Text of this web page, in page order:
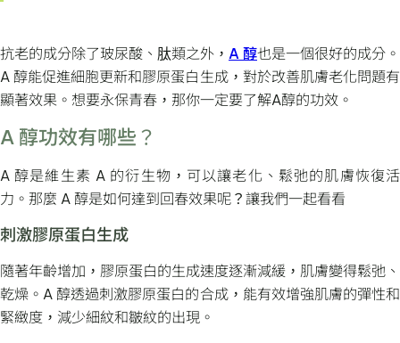
抗老的成分除了玻尿酸、肽類之外， A 醇也是一個很好的成分。
A 醇能促進細胞更新和膠原蛋白生成，對於改善肌膚老化問題有
顯著效果。想要永保青春，那你一定要了解A醇的功效。
A 醇功效有哪些？
A 醇是維生素 A 的衍生物，可以讓老化、鬆弛的肌膚恢復活
力。那麼 A 醇是如何達到回春效果呢？讓我們一起看看
刺激膠原蛋白生成
隨著年齡增加，膠原蛋白的生成速度逐漸減緩，肌膚變得鬆弛、
乾燥。A 醇透過刺激膠原蛋白的合成，能有效增強肌膚的彈性和
緊緻度，減少細紋和皺紋的出現。